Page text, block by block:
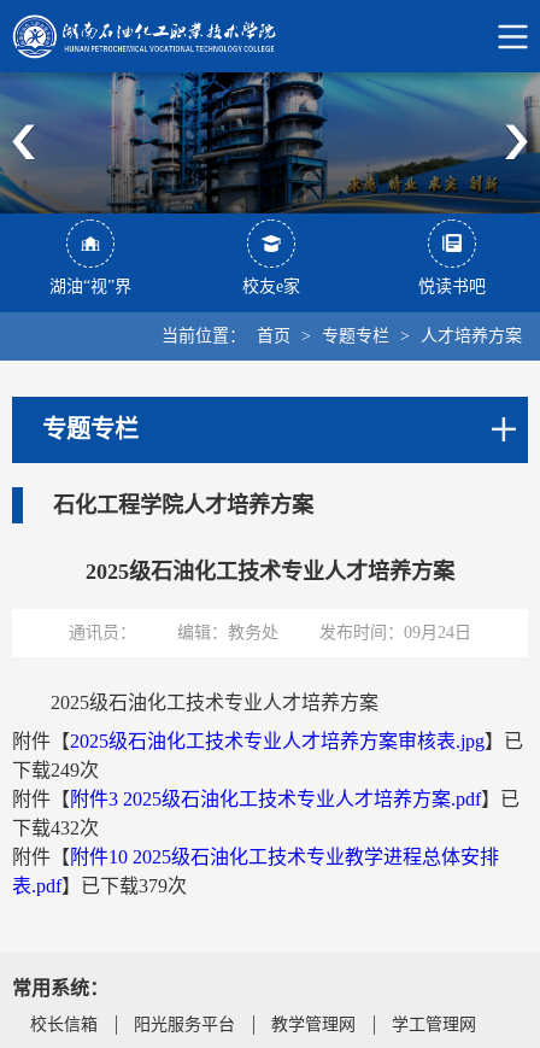
湖油“视”界 校友e家 悦读书吧
当前位置： 首页 > 专题专栏 > 人才培养方案
专题专栏
石化工程学院人才培养方案
2025级石油化工技术专业人才培养方案
通讯员： 编辑：教务处 发布时间：09月24日
2025级石油化工技术专业人才培养方案
附件【2025级石油化工技术专业人才培养方案审核表.jpg】已
下载249次
附件【 附件3 2025级石油化工技术专业人才培养方案.pdf】已
下载432次
附件【 附件10 2025级石油化工技术专业教学进程总体安排
表.pdf】已下载379次
常用系统：
校长信箱 阳光服务平台 教学管理网 学工管理网